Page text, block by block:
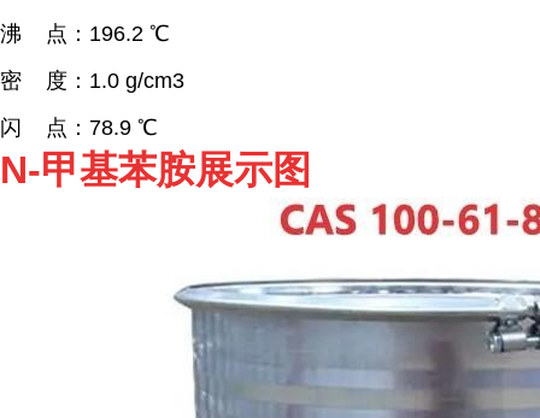
沸 点：196.2 ℃
密 度：1.0 g/cm3
闪 点：78.9 ℃
N-甲基苯胺展示图